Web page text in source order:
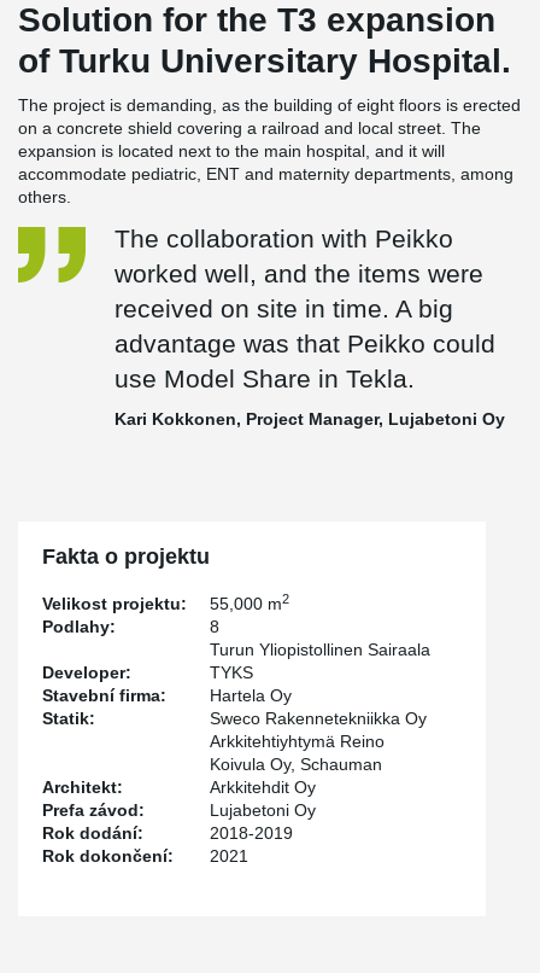
Solution for the T3 expansion
of Turku Universitary Hospital.
The project is demanding, as the building of eight floors is erected
on a concrete shield covering a railroad and local street. The
expansion is located next to the main hospital, and it will
accommodate pediatric, ENT and maternity departments, among
others.
The collaboration with Peikko
worked well, and the items were
received on site in time. A big
advantage was that Peikko could
use Model Share in Tekla.
Kari Kokkonen, Project Manager, Lujabetoni Oy
Fakta o projektu
Velikost projektu: 55,000 m2
Podlahy: 8
Developer:
Turun Yliopistollinen Sairaala
TYKS
Stavební firma:
Hartela Oy
Statik:
Sweco Rakennetekniikka Oy
Architekt:
Arkkitehtiyhtymä Reino
Koivula Oy, Schauman
Arkkitehdit Oy
Prefa závod:
Lujabetoni Oy
Rok dodání:
2018-2019
Rok dokončení:
2021